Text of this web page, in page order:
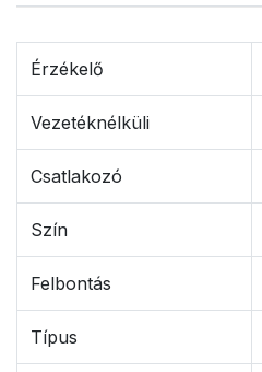
Érzékelő
Vezetéknélküli
Csatlakozó
Szín
Felbontás
Típus